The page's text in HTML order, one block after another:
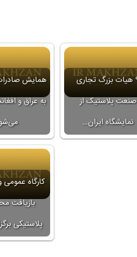
همایش
به عراق و
۹ هیات بزرگ تجاری
صنعت پلاستیک از
نمایشگاه ایران…
کارگاه
بازیافت
پلاستیکی